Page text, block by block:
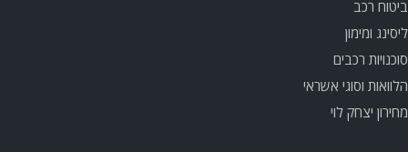
ביטוח רכב
ליסינג ומימון
סוכנויות רכבים
הלוואות וסוגי אשראי
מחירון יצחק לוי